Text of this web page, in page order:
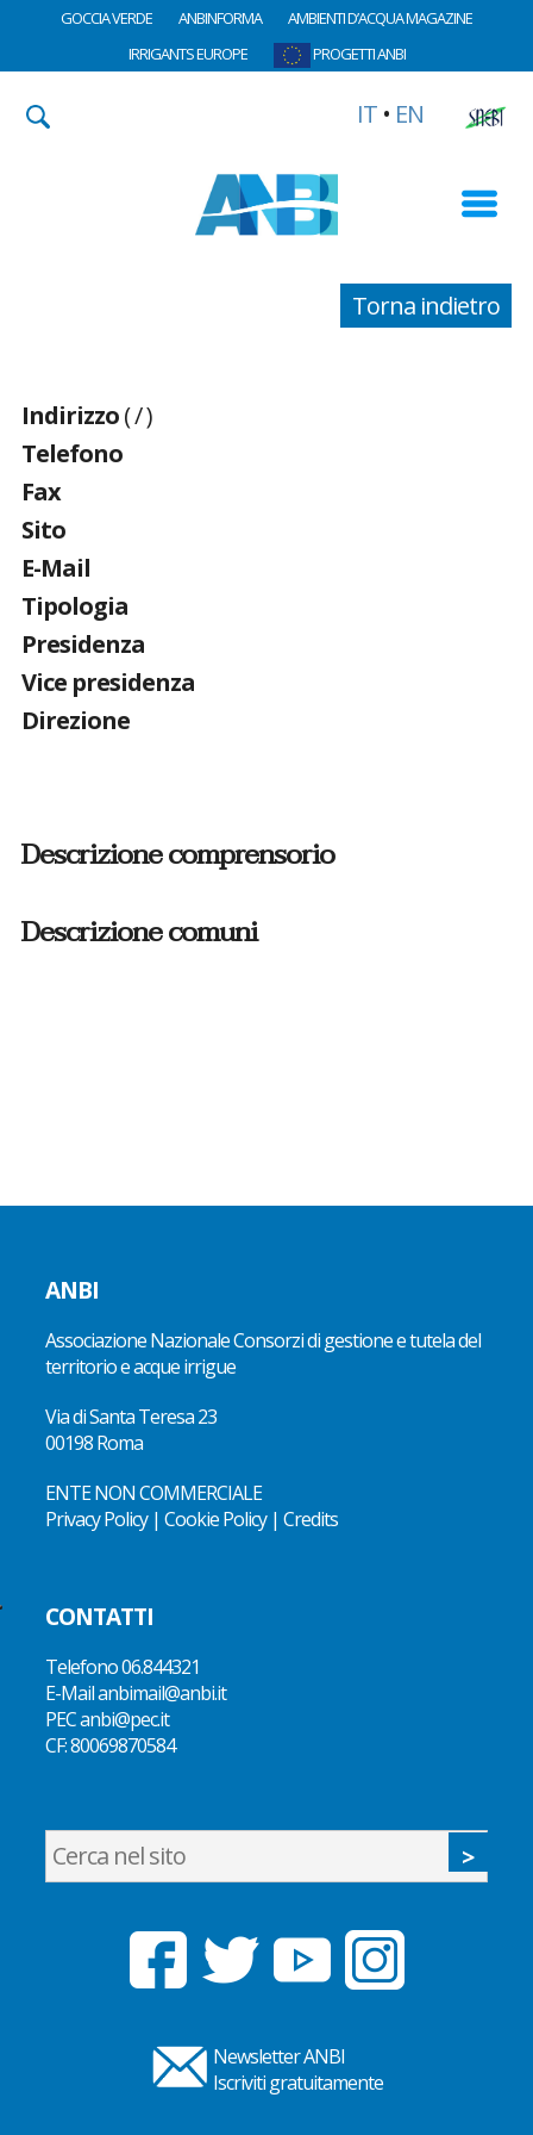
GOCCIA VERDE ANBINFORMA
AMBIENTI D’ACQUA MAGAZINE
IRRIGANTS EUROPE
PROGETTI ANBI
IT • EN
Torna indietro
Indirizzo( / )
Telefono
Fax
Sito
E-Mail
Tipologia
Presidenza
Vice presidenza
Direzione
Descrizione comprensorio
Descrizione comuni
ANBI
Associazione Nazionale Consorzi di gestione e tutela del
territorio e acque irrigue
Via di Santa Teresa 23
00198 Roma
ENTE NON COMMERCIALE
Privacy Policy| Cookie Policy| Credits
CONTATTI
Telefono06.844321
E-Mailanbimail@anbi.it
PEC anbi@pec.it
CF:80069870584
Newsletter ANBI
Iscriviti gratuitamente